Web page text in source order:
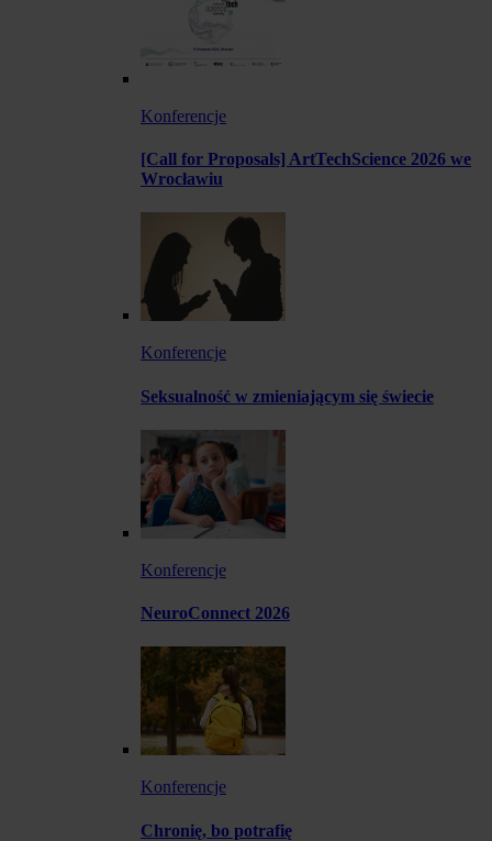
Konferencje
[Call for Proposals] ArtTechScience 2026 we
Wrocławiu
Konferencje
Seksualność w zmieniającym się świecie
Konferencje
NeuroConnect 2026
Konferencje
Chronię, bo potrafię